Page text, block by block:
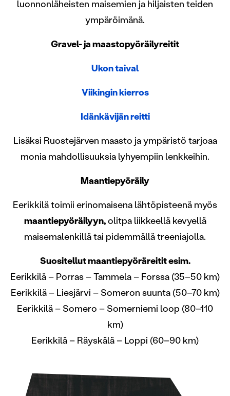
luonnonläheisten maisemien ja hiljaisten teiden
ympäröimänä.
Gravel- ja maastopyöräilyreitit
Ukon taival
Viikingin kierros
Idänkävijän reitti
Lisäksi Ruostejärven maasto ja ympäristö tarjoaa
monia mahdollisuuksia lyhyempiin lenkkeihin.
Maantiepyöräily
Eerikkilä toimii erinomaisena lähtöpisteenä myös
maantiepyöräilyyn,olitpa liikkeellä kevyellä
maisemalenkillä tai pidemmällä treeniajolla.
Suositellut maantiepyöräreitit esim.
Eerikkilä – Porras – Tammela – Forssa (35–50 km)
Eerikkilä – Liesjärvi – Someron suunta (50–70 km)
Eerikkilä – Somero – Somerniemi loop (80–110
km)
Eerikkilä – Räyskälä – Loppi (60–90 km)